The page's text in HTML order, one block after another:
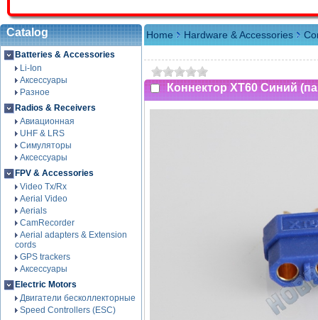
Catalog
Batteries & Accessories
Li-Ion
Аксессуары
Разное
Radios & Receivers
Авиационная
UHF & LRS
Симуляторы
Аксессуары
FPV & Accessories
Video Tx/Rx
Aerial Video
Aerials
CamRecorder
Aerial adapters & Extension
cords
GPS trackers
Аксессуары
Electric Motors
Двигатели бесколлекторные
Speed Controllers (ESC)
Home Hardware & Accessories
Коннектор XT60 Синий